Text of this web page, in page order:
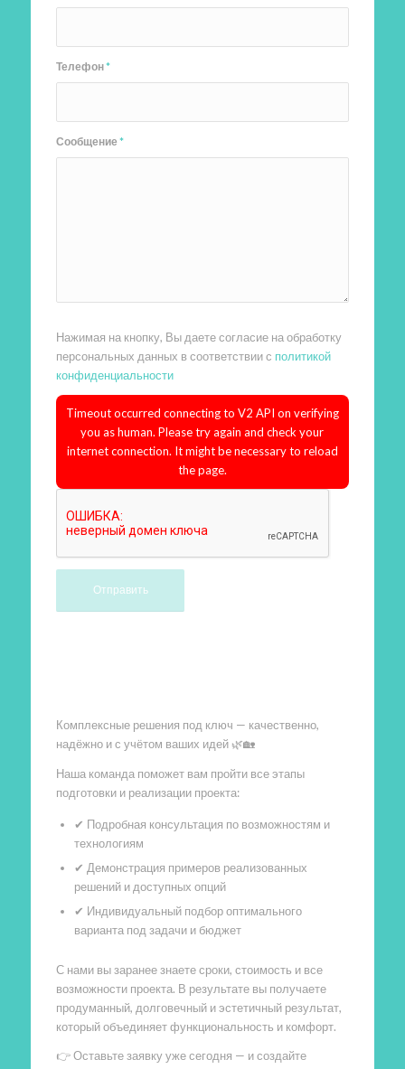
Телефон*
Сообщение*
Нажимая на кнопку, Вы даете согласие на обработку
персональных данных в соответствии с политикой
конфиденциальности
Timeout occurred connecting to V2 API on verifying
you as human. Please try again and check your
internet connection. It might be necessary to reload
the page.
Комплексные решения под ключ — качественно,
надёжно и с учётом ваших идей 🌿🏡
Наша команда поможет вам пройти все этапы
подготовки и реализации проекта:
✔ Подробная консультация по возможностям и
технологиям
✔ Демонстрация примеров реализованных
решений и доступных опций
✔ Индивидуальный подбор оптимального
варианта под задачи и бюджет
С нами вы заранее знаете сроки, стоимость и все
возможности проекта. В результате вы получаете
продуманный, долговечный и эстетичный результат,
который объединяет функциональность и комфорт.
👉 Оставьте заявку уже сегодня — и создайте